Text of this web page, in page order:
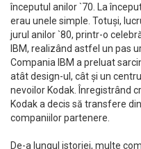
începutul anilor `70. La
erau unele simple. Totuși,
jurul anilor `80, printr-o
IBM, realizând astfel un pas
Compania IBM a preluat
atât design-ul, cât și un
nevoilor Kodak. Înregistrând
Kodak a decis să transfere
companiilor partenere.
De-a lungul istoriei, multe